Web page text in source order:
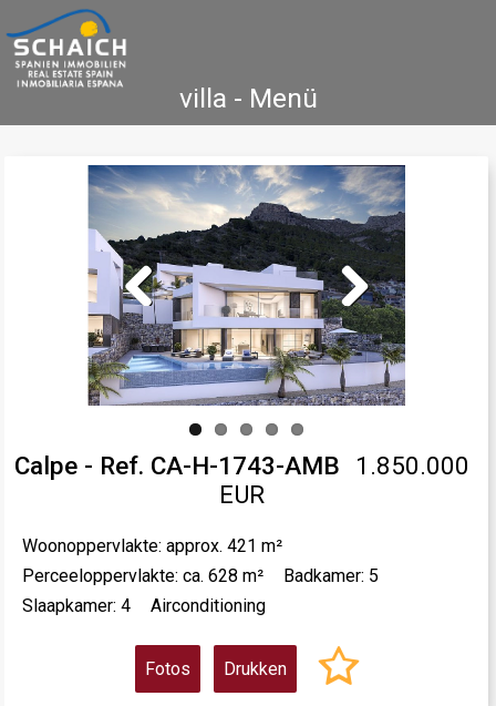
villa - Menü
Home Costa Blanca Koop Huur
Nieuwbouw Informatie Referenties
Contact
Previous Next
Calpe - Ref. CA-H-1743-AMB
1.850.000
EUR
Woonoppervlakte: approx. 421 m²
Perceeloppervlakte: ca. 628 m²
Badkamer: 5
Slaapkamer: 4
Airconditioning
Fotos Drukken